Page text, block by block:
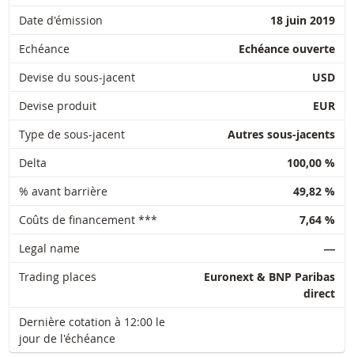
Date d'émission
18 juin 2019
Echéance
Echéance ouverte
Devise du sous-jacent
USD
Devise produit
EUR
Type de sous-jacent
Autres sous-jacents
Delta
100,00 %
% avant barrière
49,82 %
Coûts de financement ***
7,64 %
Legal name
―
Trading places
Euronext & BNP Paribas
direct
Dernière cotation à 12:00 le
jour de l'échéance